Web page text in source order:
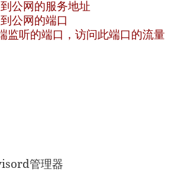
公网的服务地址
公网的端口
听的端口，访问此端口的流量
管理器